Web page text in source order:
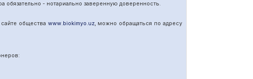
обязательно - нотариально заверенную доверенность.
общества www.biokimyo.uz, можно обращаться по адресу